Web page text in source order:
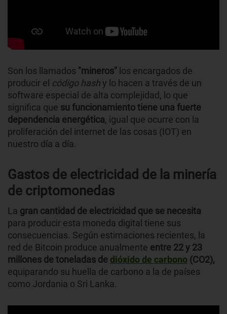
Son los llamados "mineros" los encargados de
producir el código hashy lo hacen a través de un
software especial de alta complejidad, lo que
significa que su funcionamiento tiene una fuerte
dependencia energética, igual que ocurre con la
proliferación del internet de las cosas (IOT) en
nuestro día a día.
Gastos de electricidad de la minería
de criptomonedas
La gran cantidad de electricidad que se necesita
para producir esta moneda digital tiene sus
consecuencias. Según estimaciones recientes, la
red de Bitcoin produce anualmente entre 22 y 23
millones de toneladas de dióxido de carbono (CO2),
equiparando su huella de carbono a la de países
como Jordania o Sri Lanka.